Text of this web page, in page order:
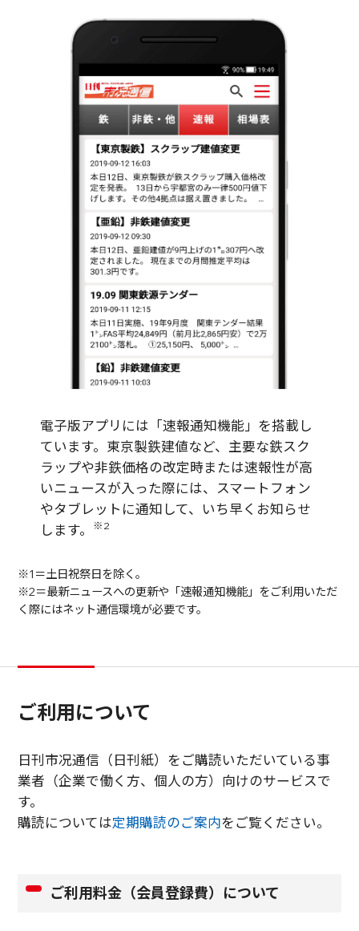
電子版アプリには「速報通知機能」を搭載し
ています。東京製鉄建値など、主要な鉄スク
ラップや非鉄価格の改定時または速報性が高
いニュースが入った際には、スマートフォン
やタブレットに通知して、いち早くお知らせ
します。
※2
※1＝土日祝祭日を除く。
※2＝最新ニュースへの更新や「速報通知機能」をご利用いただ
く際にはネット通信環境が必要です。
ご利用について
日刊市况通信（日刊紙）をご購読いただいている事
業者（企業で働く方、個人の方）向けのサービスで
す。
購読については定期購読のご案内をご覧ください。
ご利用料金（会員登録費）について